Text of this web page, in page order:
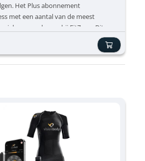
Het Plus abonnement
met een aantal van de meest
groepslessen bij FitZone. Dit
voor leden die afwisseling willen
graag in groep sporten.
fitness ✔ Spinning ✔ HIIT